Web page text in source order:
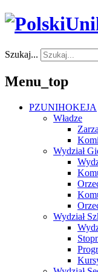
Szukaj...
Menu_top
PZUNIHOKEJA
Władze
Wydział
Wydział